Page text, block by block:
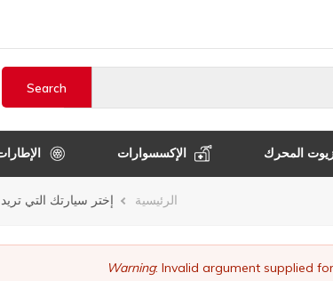
المحرك الإكسسوارات
مسار
التنقل
الرئيسية إختر سيارتك التي
Warning: Invalid argument supplied